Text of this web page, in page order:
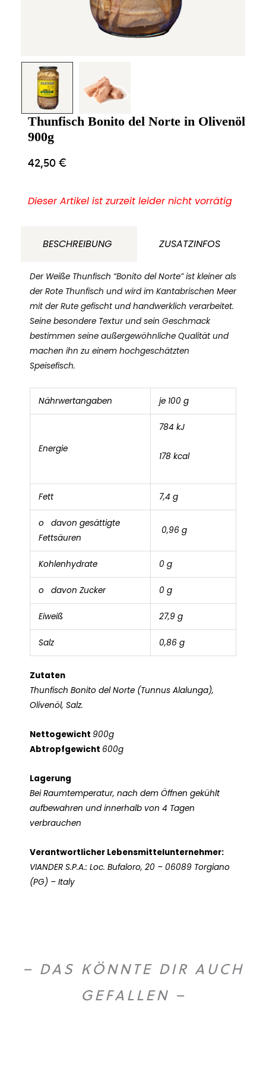
Thunfisch Bonito del Norte in Olivenöl
900g
42,50€
Dieser Artikel ist zurzeit leider nicht vorrätig
BESCHREIBUNG ZUSATZINFOS
Der Weiße Thunfisch “Bonito del Norte” ist kleiner als
der Rote Thunfisch und wird im Kantabrischen Meer
mit der Rute gefischt und handwerklich verarbeitet.
Seine besondere Textur und sein Geschmack
bestimmen seine außergewöhnliche Qualität und
machen ihn zu einem hochgeschätzten
Speisefisch.
Nährwertangaben je 100 g
Energie
784 kJ
178 kcal
Fett 7,4 g
o davon gesättigte
Fettsäuren
0,96 g
Kohlenhydrate 0 g
o davon Zucker 0 g
Eiweiß 27,9 g
Salz 0,86 g
Zutaten
Thunfisch Bonito del Norte (Tunnus Alalunga),
Olivenöl, Salz.
Nettogewicht 900g
Abtropfgewicht 600g
Lagerung
Bei Raumtemperatur, nach dem Öffnen gekühlt
aufbewahren und innerhalb von 4 Tagen
verbrauchen
Verantwortlicher Lebensmittelunternehmer:
VIANDER S.P.A.: Loc. Bufaloro, 20 – 06089 Torgiano
(PG) – Italy
– DAS KÖNNTE DIR AUCH
GEFALLEN –